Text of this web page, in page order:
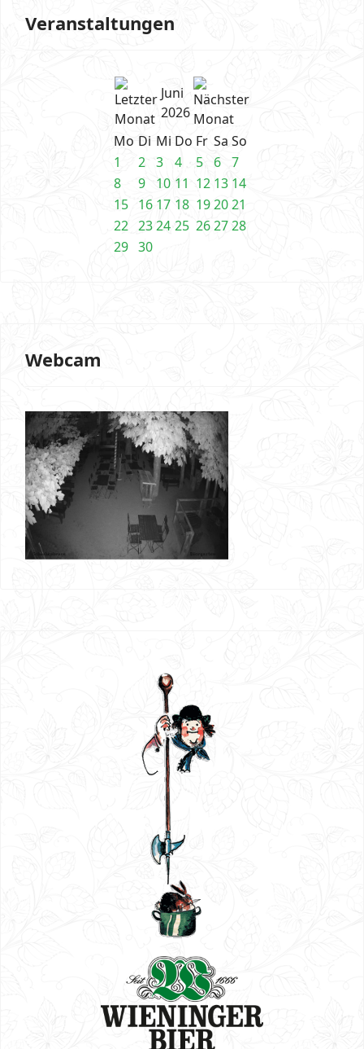
Veranstaltungen
Juni
2026
Mo Di Mi Do Fr Sa So
1
2 3 4 5 6 7
8
9 10 11 12 13 14
15 16 17 18 192021
22 2324 25 262728
29 30
Webcam